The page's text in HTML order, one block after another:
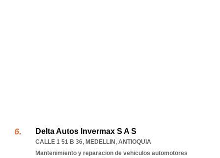
Delta Autos Invermax S A S
CALLE 1 51 B 36, MEDELLIN, ANTIOQUIA
Mantenimiento y reparacion de vehiculos automotores